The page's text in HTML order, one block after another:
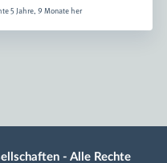
5 Jahre, 9 Monate her
- Alle Rechte